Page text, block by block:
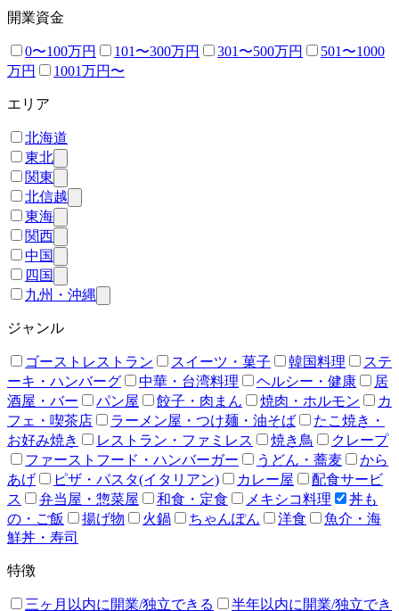
開業資金
0〜100万円 101〜300万円 301〜500万円
501〜1000
万円
1001万円〜
エリア
北海道
東北
関東
北信越
東海
関西
中国
四国
九州・沖縄
ジャンル
ゴーストレストラン スイーツ・菓子 韓国料理
ステ
ーキ・ハンバーグ
中華・台湾料理 ヘルシー・健康
居
酒屋・バー
パン屋 餃子・肉まん 焼肉・ホルモン
カ
フェ・喫茶店
ラーメン屋・つけ麺・油そば
たこ焼き・
お好み焼き
レストラン・ファミレス 焼き鳥
クレープ
ファーストフード・ハンバーガー
うどん・蕎麦
から
あげ
ピザ・パスタ(イタリアン) カレー屋
配食サービ
ス
弁当屋・惣菜屋 和食・定食 メキシコ料理
丼も
の・ご飯
揚げ物 火鍋 ちゃんぽん 洋食
魚介・海
鮮丼・寿司
特徴
三ヶ月以内に開業/独立できる
半年以内に開業/独立でき